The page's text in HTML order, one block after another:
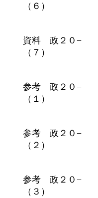
（６）
資料 政２０−
（７）
参考 政２０−
（１）
参考 政２０−
（２）
参考 政２０−
（３）